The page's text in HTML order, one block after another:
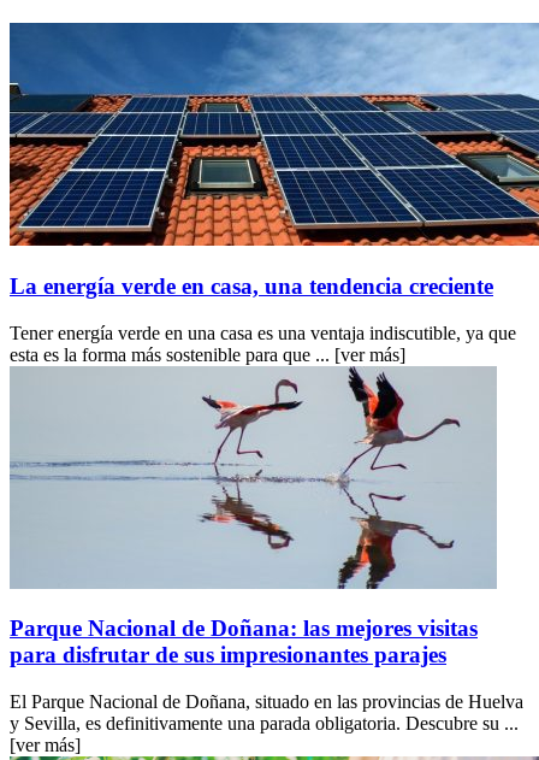
La energía verde en casa, una tendencia creciente
Tener energía verde en una casa es una ventaja indiscutible, ya que
esta es la forma más sostenible para que ... [ver más]
Parque Nacional de Doñana: las mejores visitas
para disfrutar de sus impresionantes parajes
El Parque Nacional de Doñana, situado en las provincias de Huelva
y Sevilla, es definitivamente una parada obligatoria. Descubre su ...
[ver más]